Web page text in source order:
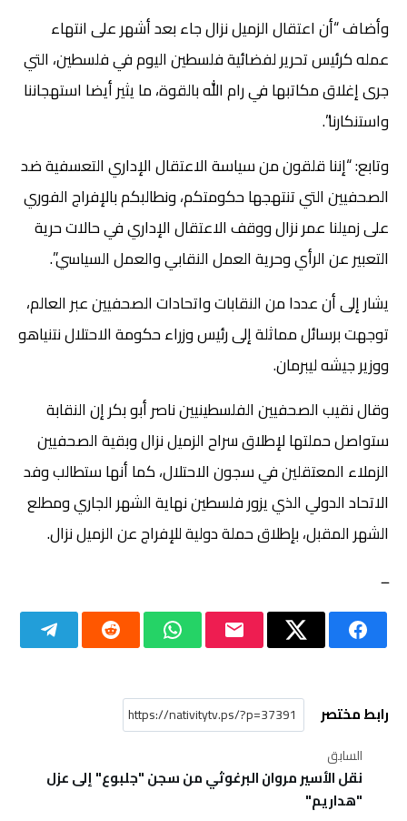
وأضاف “أن اعتقال الزميل نزال جاء بعد أشهر على انتهاء
عمله كرئيس تحرير لفضائية فلسطين اليوم في فلسطين، التي
جرى إغلاق مكاتبها في رام الله بالقوة، ما يثير أيضا استهجاننا
واستنكارنا”.
وتابع: “إننا قلقون من سياسة الاعتقال الإداري التعسفية ضد
الصحفيين التي تنتهجها حكومتكم، ونطالبكم بالإفراج الفوري
على زميلنا عمر نزال ووقف الاعتقال الإداري في حالات حرية
التعبير عن الرأي وحرية العمل النقابي والعمل السياسي”.
يشار إلى أن عددا من النقابات واتحادات الصحفيين عبر العالم،
توجهت برسائل مماثلة إلى رئيس وزراء حكومة الاحتلال نتنياهو
ووزير جيشه ليبرمان.
وقال نقيب الصحفيين الفلسطينيين ناصر أبو بكر إن النقابة
ستواصل حملتها لإطلاق سراح الزميل نزال وبقية الصحفيين
الزملاء المعتقلين في سجون الاحتلال، كما أنها ستطالب وفد
الاتحاد الدولي الذي يزور فلسطين نهاية الشهر الجاري ومطلع
الشهر المقبل، بإطلاق حملة دولية للإفراج عن الزميل نزال.
ــ
رابط مختصر
السابق
نقل الأسير مروان البرغوثي من سجن "جلبوع" إلى عزل
"هداريم"